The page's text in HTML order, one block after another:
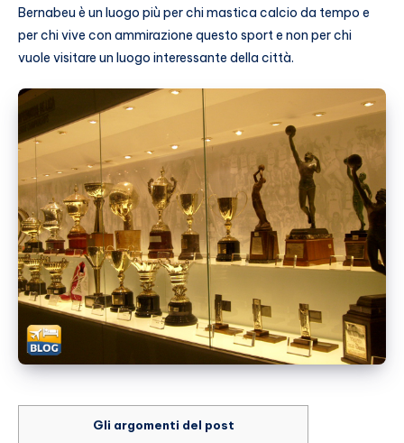
Bernabeu è un luogo più per chi mastica calcio da tempo e
per chi vive con ammirazione questo sport e non per chi
vuole visitare un luogo interessante della città.
Gli argomenti del post